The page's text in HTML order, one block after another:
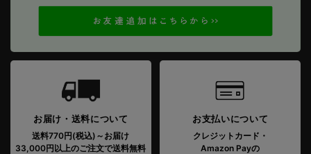
お届け・送料について
送料770円(税込)～お届け
33,000円以上のご注文で送料無料
お支払いについて
クレジットカード・
Amazon Payの